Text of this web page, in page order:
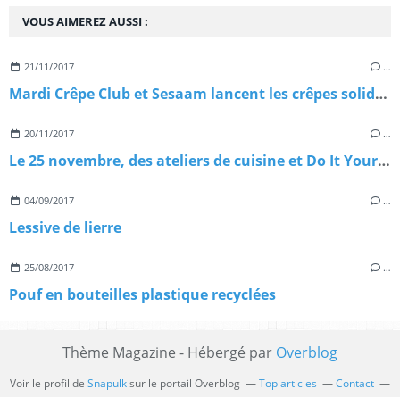
VOUS AIMEREZ AUSSI :
21/11/2017 …
Mardi Crêpe Club et Sesaam lancent les crêpes solidaires
20/11/2017 …
Le 25 novembre, des ateliers de cuisine et Do It Yourself pour un evénement solidaire.
04/09/2017 …
Lessive de lierre
25/08/2017 …
Pouf en bouteilles plastique recyclées
Thème Magazine - Hébergé par Overblog
Voir le profil de Snapulksur le portail Overblog Top articles
Contact